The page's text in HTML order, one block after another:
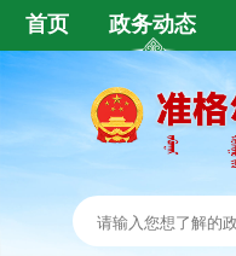
首页 政务动态